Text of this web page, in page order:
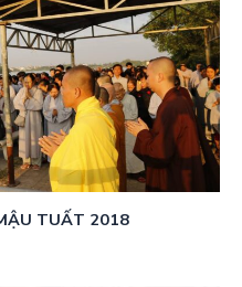
TUẤT 2018